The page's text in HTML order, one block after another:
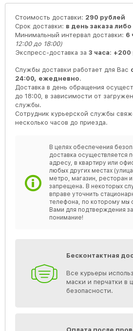
Стоимость доставки: 290 рублей
Срок доставки: в день заказа
Минимальный интервал доставки: 6
12:00 до 18:00)
Экспресс-доставка за 3 часа: +200
Службы доставки работает для Вас
24:00, ежедневно.
Доставка в день обращения
до 18:00, в зависимости от
службы.
Сотрудник курьерской службы
несколько часов до приезда.
В целях обеспечения
доставка осуществляется
адресу, в квартиру или
любых других местах
метро, магазин, ресторан и
запрещена. В некоторых
вправе уточнить
телефона, по которому мы
Вами для подтверждения
понимание!
Бесконтактная
Все курьеры
маски и перчатки в
безопасности.